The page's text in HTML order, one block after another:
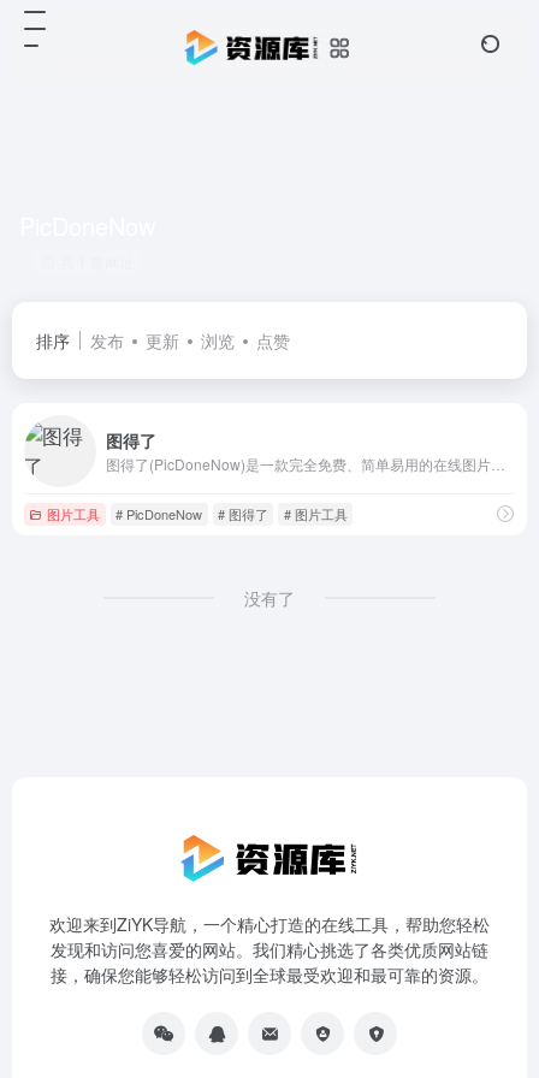
排序 发布 更新 浏览 点赞
图得了
图片工具 # PicDoneNow # 图得了 # 图片工具
没有了
欢迎来到ZiYK导航，一个精心打造的在线工具，帮助您轻松
发现和访问您喜爱的网站。我们精心挑选了各类优质网站链
接，确保您能够轻松访问到全球最受欢迎和最可靠的资源。